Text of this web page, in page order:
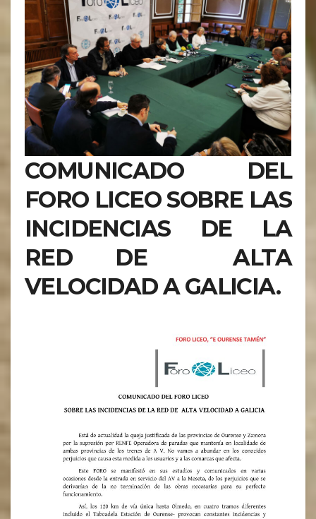
COMUNICADO DEL
FORO LICEO SOBRE LAS
INCIDENCIAS DE LA
RED DE ALTA
VELOCIDAD A GALICIA.